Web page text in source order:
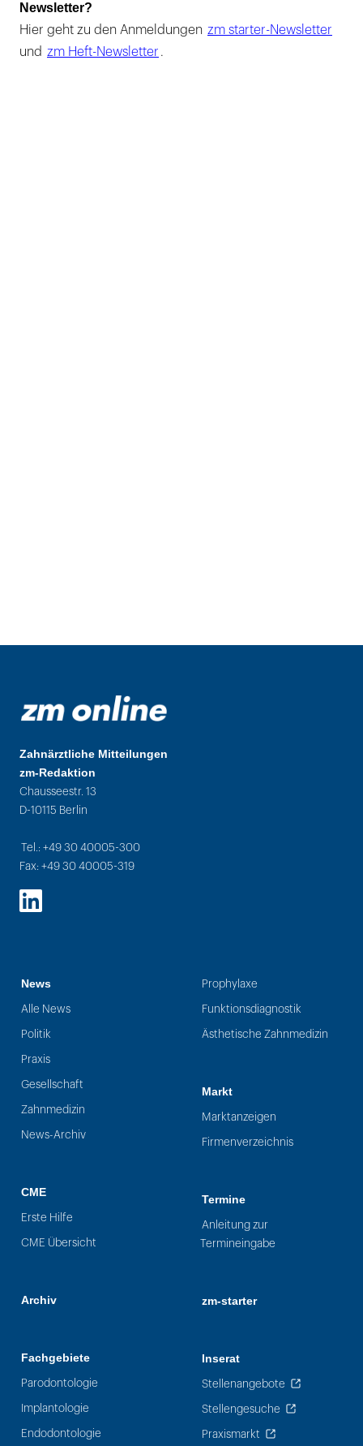
Newsletter?
Hier geht zu den Anmeldungen zm starter-Newsletter
und zm Heft-Newsletter .
Zahnärztliche Mitteilungen
zm-Redaktion
Chausseestr. 13
D-10115 Berlin
Tel.: +49 30 40005-300
Fax: +49 30 40005-319
LinkedIn
News
Alle News
Politik
Praxis
Gesellschaft
Zahnmedizin
News-Archiv
CME
Erste Hilfe
CME Übersicht
Archiv
Fachgebiete
Parodontologie
Implantologie
Endodontologie
Prophylaxe
Funktionsdiagnostik
Ästhetische Zahnmedizin
Markt
Marktanzeigen
Firmenverzeichnis
Termine
Anleitung zur
Termineingabe
zm-starter
Inserat
Stellenangebote
Stellengesuche
Praxismarkt